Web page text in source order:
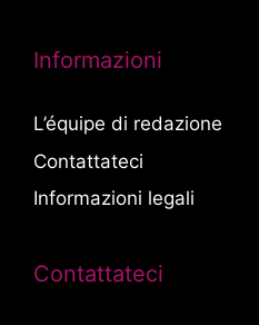
Informazioni
L’équipe di redazione
Contattateci
Informazioni legali
Contattateci